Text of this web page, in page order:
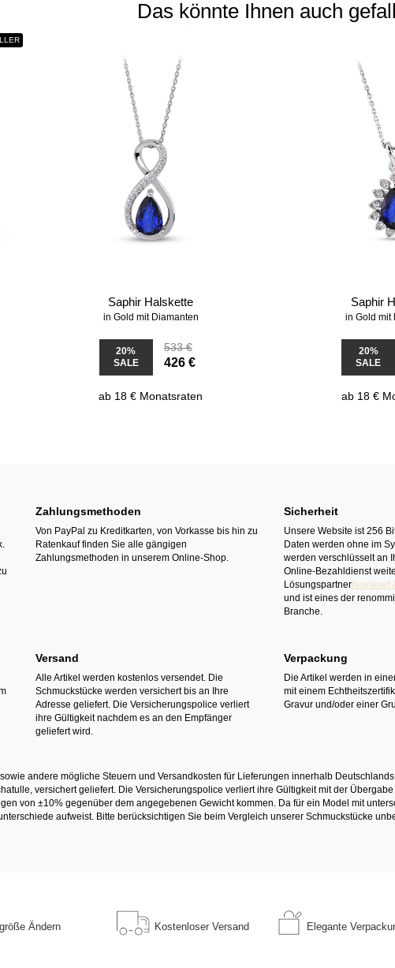
Das könnte Ihnen auch
Saphir Halskette
in Gold mit Diamanten
20%
SALE
533 €
426 €
ab 18 € Monatsraten
Saphir
in Gold mit
20%
SALE
ab 18 €
Zahlungsmethoden
Von PayPal zu Kreditkarten, von Vorkasse bis hin zu
Ratenkauf finden Sie alle gängigen
Zahlungsmethoden in unserem Online-Shop.
Sicherheit
Unsere Website ist 256
Daten werden ohne im
werden verschlüsselt an
Online-Bezahldienst
LösungspartnerNovalnet
und ist eines der
Branche.
Versand
Alle Artikel werden kostenlos versendet. Die
Schmuckstücke werden versichert bis an Ihre
Adresse geliefert. Die Versicherungspolice verliert
ihre Gültigkeit nachdem es an den Empfänger
geliefert wird.
Verpackung
Die Artikel werden in
mit einem
Gravur und/oder einer
andere mögliche Steuern und Versandkosten für Lieferungen innerhalb
versichert geliefert. Die Versicherungspolice verliert ihre Gültigkeit mit der
von ±10% gegenüber dem angegebenen Gewicht kommen. Da für ein Model mit
aufweist. Bitte berücksichtigen Sie beim Vergleich unserer Schmuckstücke
Ändern Kostenloser Versand Elegante